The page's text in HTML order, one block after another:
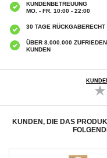
KUNDENBETREUUNG
MO. - FR. 10:00 - 22:00
30 TAGE RÜCKGABERECHT
ÜBER 8.000.000
KUNDEN
KUNDEN, DIE DAS